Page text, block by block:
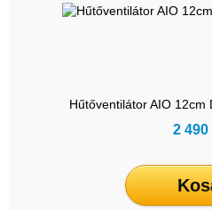
Hűtőventilátor AIO 12cm
2 490